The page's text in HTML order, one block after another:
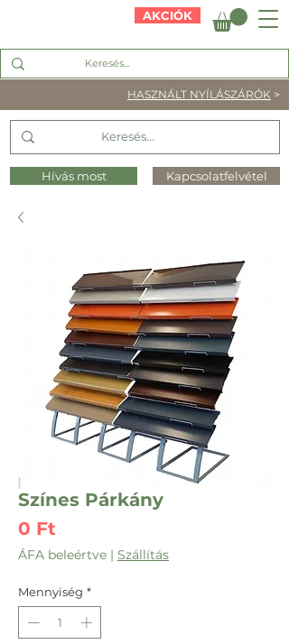
HASZNÁLT NYÍLÁSZÁRÓK >
AKCIÓK
Hívás most Kapcsolatfelvétel
Színes Párkány
0 Ft
ÁFA beleértve | Szállítás
Mennyiség *